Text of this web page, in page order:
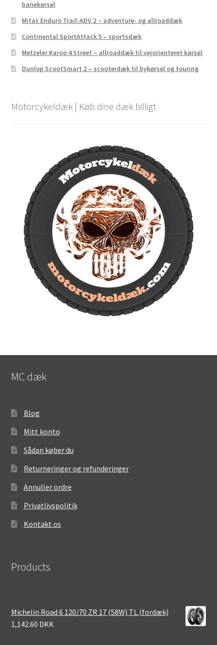
banekørsel
Mitas Enduro Trail-ADV 2 – adventure- og allroaddæk
Continental SportAttack 5 – sportsdæk
Metzeler Karoo 4 Street – allroaddæk til vejorienteret kørsel
Dunlop ScootSmart 2 – scooterdæk til bykørsel og touring
Motorcykeldæk | Køb dine dæk billigt
MC dæk
Blog
Mitt konto
Sådan køber du
Returneringer og refunderinger
Annuller ordre
Privatlivspolitik
Kontakt os
Products
Michelin Road 6 120/70 ZR 17 (58W) TL (fordæk)
1,142.60 DKK